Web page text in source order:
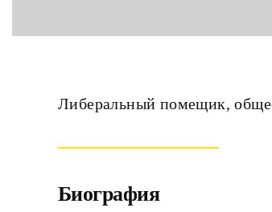
Либеральный помещик,
Биография